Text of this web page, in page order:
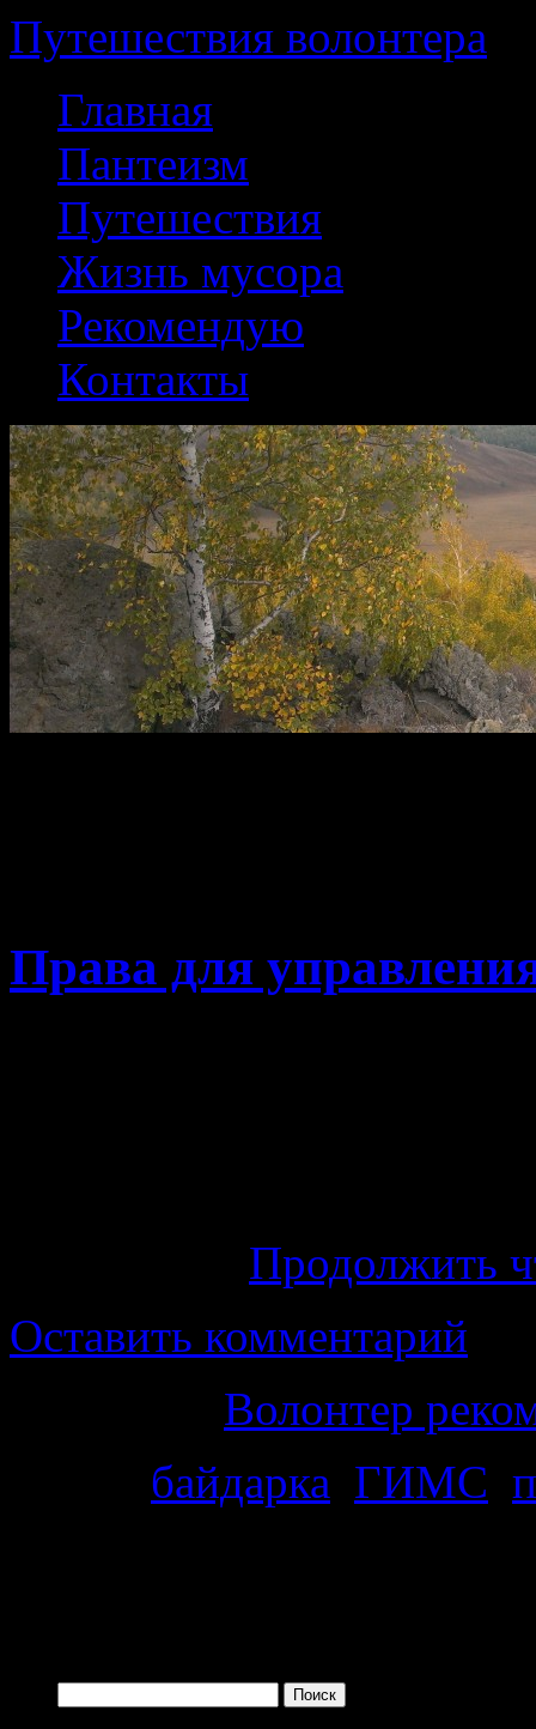
Путешествия волонтера
Перейти
содержанию
Главная
Пантеизм
Путешествия
Жизнь мусора
Рекомендую
Контакты
Права для
Продолжить
Оставить комментарий
Волонтер
байдарка ГИМС